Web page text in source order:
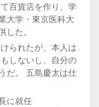
百貨店を作り、学
大学・東京医科大
した。
られたが、本人は
しないし、自分の
だ。 五島慶太は仕
に就任